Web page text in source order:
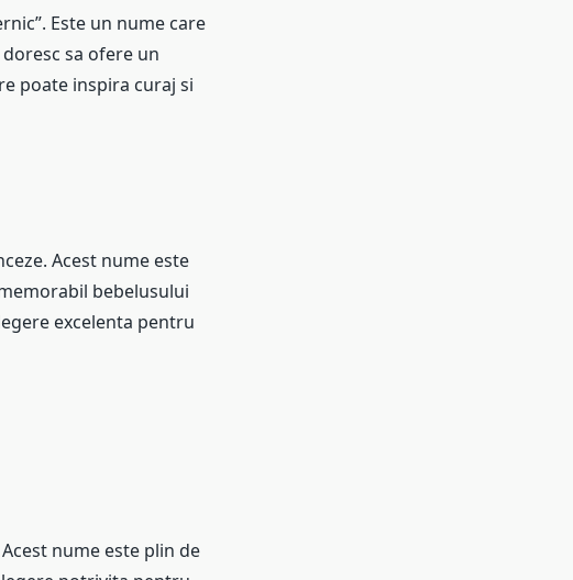
Este un nume care
sa ofere un
poate inspira curaj si
Acest nume este
bebelusului
excelenta pentru
nume este plin de